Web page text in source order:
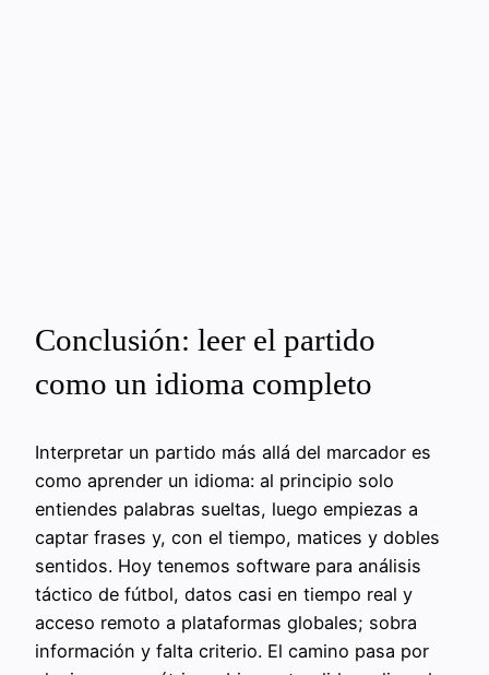
Conclusión: leer el partido
como un idioma completo
Interpretar un partido más allá del marcador es
como aprender un idioma: al principio solo
entiendes palabras sueltas, luego empiezas a
captar frases y, con el tiempo, matices y dobles
sentidos. Hoy tenemos software para análisis
táctico de fútbol, datos casi en tiempo real y
acceso remoto a plataformas globales; sobra
información y falta criterio. El camino pasa por